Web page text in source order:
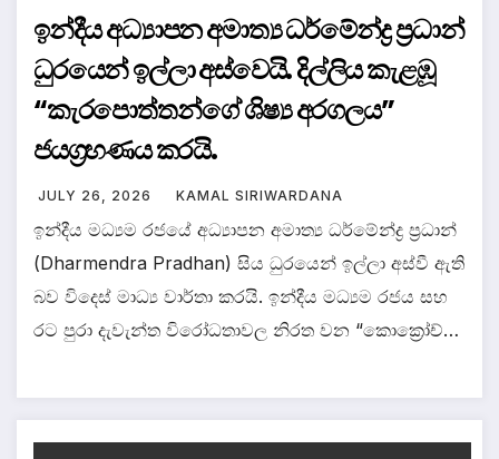
ඉන්දීය අධ්‍යාපන අමාත්‍ය ධර්මේන්ද්‍ර ප්‍රධාන්
ධුරයෙන් ඉල්ලා අස්වෙයි. දිල්ලිය කැළඹූ
“කැරපොත්තන්ගේ ශිෂ්‍ය අරගලය”
ජයග්‍රහණය කරයි.
JULY 26, 2026 KAMAL SIRIWARDANA
ඉන්දීය මධ්‍යම රජයේ අධ්‍යාපන අමාත්‍ය ධර්මේන්ද්‍ර ප්‍රධාන්
(Dharmendra Pradhan) සිය ධුරයෙන් ඉල්ලා අස්වී ඇති
බව විදෙස් මාධ්‍ය වාර්තා කරයි. ඉන්දීය මධ්‍යම රජය සහ
රට පුරා දැවැන්ත විරෝධතාවල නිරත වන “කොක්‍රෝච්…